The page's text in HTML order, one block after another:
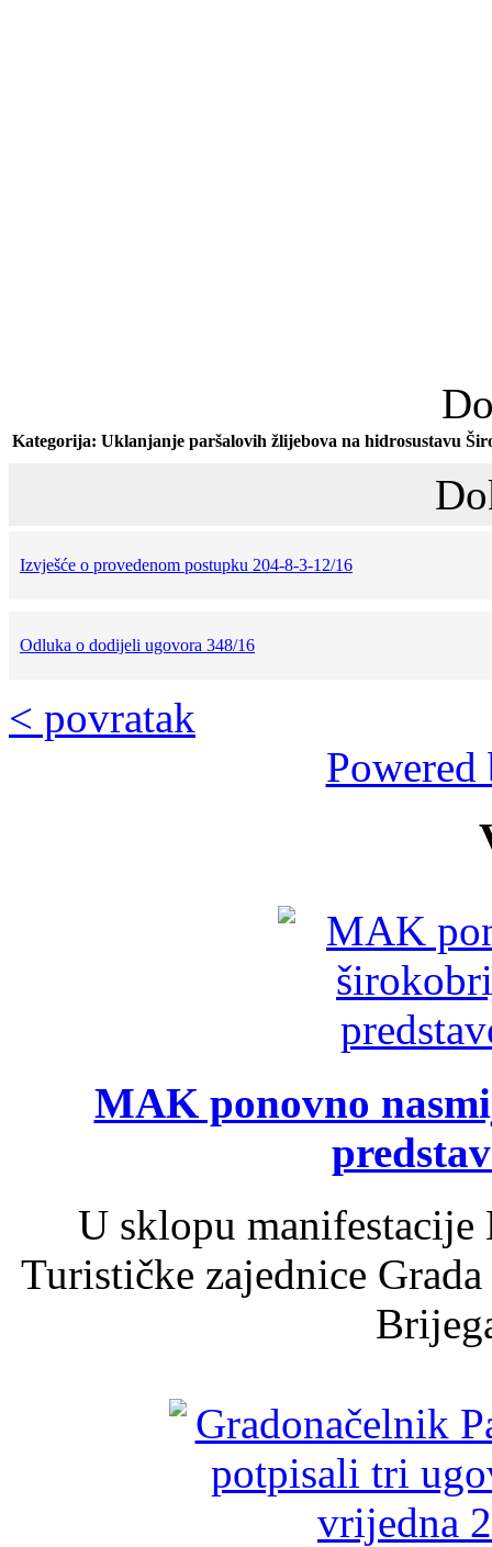
Kategorija: Uklanjanje paršalovih žlijebova na hidrosustavu
Izvješće o provedenom postupku 204-8-3-12/16
Odluka o dodijeli ugovora 348/16
< povratak
MAK ponovno
U sklopu
Turističke zajednice